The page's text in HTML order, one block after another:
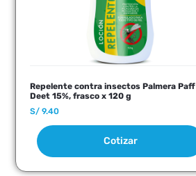
Repelente contra insectos Palmera Paff
Deet 15%, frasco x 120 g
S/ 9.40
Cotizar